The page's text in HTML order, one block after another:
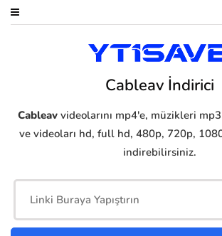
Cableav İndirici
Cableavvideolarını mp4'e, müzikleri
ve videoları hd, full hd, 480p, 720p,
indirebilirsiniz.